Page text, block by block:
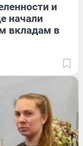
и
начали
вкладам в